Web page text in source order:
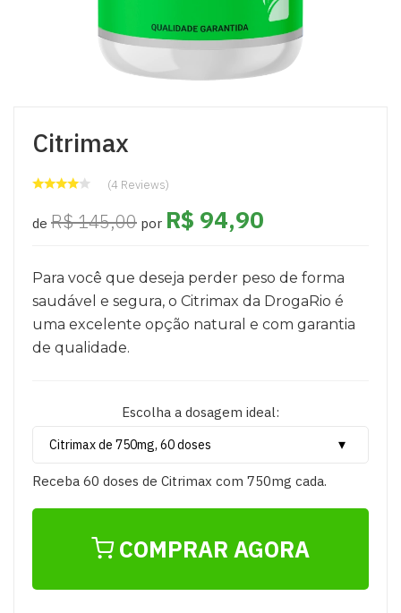
Citrimax
(4 Reviews)
de R$ 145,00 por R$ 94,90
Para você que deseja perder peso de forma
saudável e segura, o Citrimax da DrogaRio é
uma excelente opção natural e com garantia
de qualidade.
Escolha a dosagem ideal:
Receba 60 doses de Citrimax com 750mg cada.
COMPRAR AGORA